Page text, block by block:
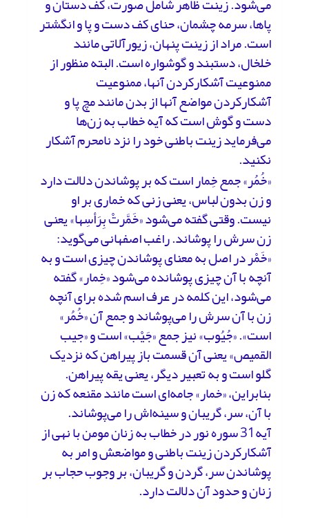
می‌شود. زینت ظاهر شامل صورت، کف دستان و
پاها، سرمه چشمان، حنای کف دست و پا و انگشتر
است. مراد از زینت پنهان، زیورآلاتی مانند
خلخال، دستبند و گوشواره است. البته منظور از
ممنوعیت آشکارکردن آنها، ممنوعیت
آشکارکردن مواضع آنها از بدن مانند مچ پا و
دست و گوش است که آیه خطاب به زن‌ها
می‌فرماید زینت باطنی خود را نزد نامحرم آشکار
نکنید.
«خُمُر» جمع خِمار است که بر پوشاندن دلالت دارد
و زن بدون لباس، یعنی زنی که خماری بر او
نیست. وقتی گفته می‌شود «خَمَّرتْ بِرَأسِها» یعنی
زن سرش را پوشاند. راغب اصفهانی می‌گوید:
«خَمْر در اصل به معنای پوشاندن چیزی است و به
آنچه با آن چیزی پوشانده می‌شود «خِمار» گفته
می‌شود، این کلمه در عرف اسم شده برای آنچه
زن با آن سرش را می‌پوشاند و جمع آن «خُمُر»
است». «جُیُوب» نیز جمع «جَیْب» است و «جیب
القمیص» یعنی آن قسمت باز پیراهن که نزدیک
گلو است و به تعبیر دیگر، یعنی یقه پیراهن.
بنابراین، «خمار» جامه‌ای است مانند مقنعه که زن
با آن، سر، گریبان و سینه‌اش را می‌پوشاند.
آیه31 سوره نور در خطاب به زنان مومن با نهی از
آشکارکردن زینت باطنی و مواضعش و امر به
پوشاندن سر، گردن و گریبان، بر وجوب حجاب بر
زنان و حدود آن دلالت دارد.